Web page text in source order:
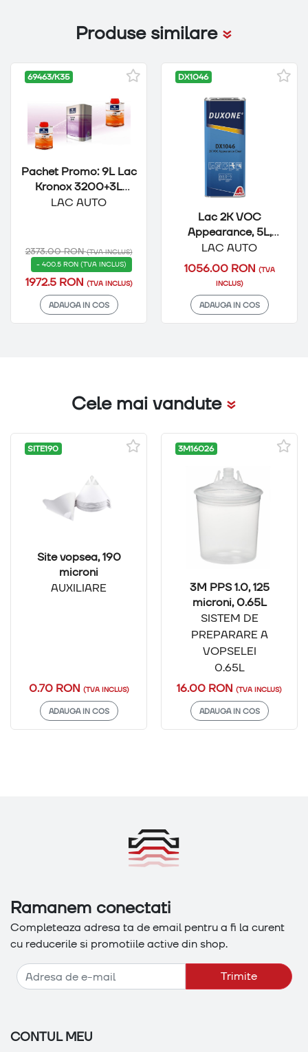
Produse similare
Pachet Promo: 9L Lac
Kronox 3200+3L
Activator K35, Roberlo
LAC AUTO
69463/K35
2373.00 RON(TVA INCLUS)
- 400.5 RON (TVA INCLUS)
1972.5 RON (TVA INCLUS)
ADAUGA IN COS
Lac 2K VOC
Appearance, 5L,
Duxone
LAC AUTO
DX1046
1056.00 RON (TVA
INCLUS)
ADAUGA IN COS
Cele mai vandute
Site vopsea, 190
microni
AUXILIARE
SITE190
0.70 RON (TVA INCLUS)
ADAUGA IN COS
3M PPS 1.0, 125
microni, 0.65L
SISTEM DE
PREPARARE A
VOPSELEI
3M16026
0.65L
16.00 RON (TVA INCLUS)
ADAUGA IN COS
Ramanem conectati
Completeaza adresa ta de email pentru a fi la curent
cu reducerile si promotiile active din shop.
Adresa de e-mail
Trimite
CONTUL MEU